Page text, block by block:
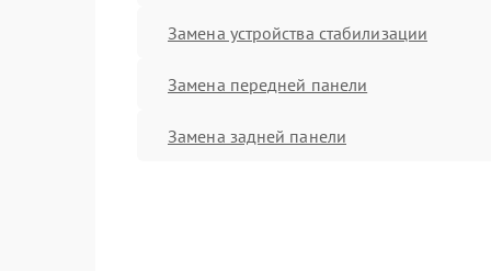
Замена устройства стабилизации
Замена передней панели
Замена задней панели